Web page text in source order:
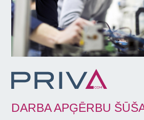
DARBA APĢĒRBU